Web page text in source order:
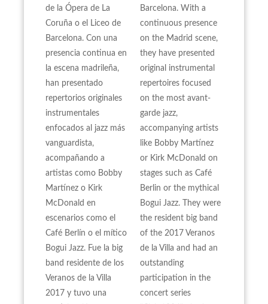
de la Ópera de La
Coruña o el Liceo de
Barcelona. Con una
presencia continua en
la escena madrileña,
han presentado
repertorios originales
instrumentales
enfocados al jazz más
vanguardista,
acompañando a
artistas como Bobby
Martínez o Kirk
McDonald en
escenarios como el
Café Berlín o el mítico
Bogui Jazz. Fue la big
band residente de los
Veranos de la Villa
2017 y tuvo una
Barcelona. With a
continuous presence
on the Madrid scene,
they have presented
original instrumental
repertoires focused
on the most avant-
garde jazz,
accompanying artists
like Bobby Martínez
or Kirk McDonald on
stages such as Café
Berlin or the mythical
Bogui Jazz. They were
the resident big band
of the 2017 Veranos
de la Villa and had an
outstanding
participation in the
concert series